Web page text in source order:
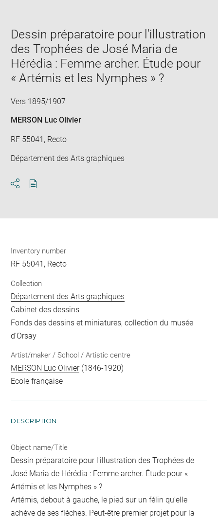
window
Dessin préparatoire pour l'illustration
des Trophées de José Maria de
Hérédia : Femme archer. Étude pour
« Artémis et les Nymphes » ?
Vers 1895/1907
MERSON Luc Olivier
RF 55041, Recto
Département des Arts graphiques
Inventory number
RF 55041, Recto
Collection
Département des Arts graphiques
Cabinet des dessins
Fonds des dessins et miniatures, collection du musée
d'Orsay
Artist/maker / School / Artistic centre
MERSON Luc Olivier(1846-1920)
Ecole française
DESCRIPTION
Object name/Title
Dessin préparatoire pour l'illustration des Trophées de
José Maria de Hérédia : Femme archer. Étude pour «
Artémis et les Nymphes » ?
Artémis, debout à gauche, le pied sur un félin qu'elle
achève de ses flèches. Peut-être premier projet pour la